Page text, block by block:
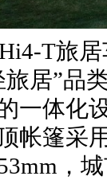
T旅
旅居”品
一体化
帐篷采
，